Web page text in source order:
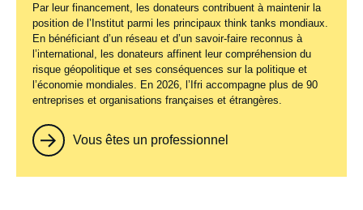
Par leur financement, les donateurs contribuent à maintenir la
position de l’Institut parmi les principaux think tanks mondiaux.
En bénéficiant d’un réseau et d’un savoir-faire reconnus à
l’international, les donateurs affinent leur compréhension du
risque géopolitique et ses conséquences sur la politique et
l’économie mondiales. En 2026, l’Ifri accompagne plus de 90
entreprises et organisations françaises et étrangères.
Vous êtes un professionnel